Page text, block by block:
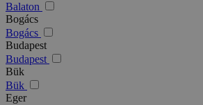
Balaton
Bogács
Bogács
Budapest
Budapest
Bük
Bük
Eger